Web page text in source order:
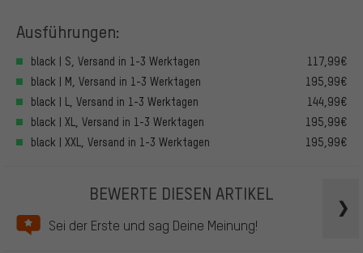
Ausführungen:
black | S, Versand in 1-3 Werktagen
117,99€
black | M, Versand in 1-3 Werktagen
195,99€
black | L, Versand in 1-3 Werktagen
144,99€
black | XL, Versand in 1-3 Werktagen
195,99€
black | XXL, Versand in 1-3 Werktagen
195,99€
BEWERTE DIESEN ARTIKEL
Sei der Erste und sag Deine Meinung!